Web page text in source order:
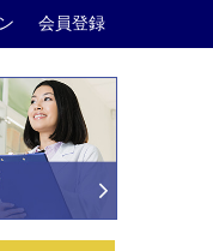
会員登録